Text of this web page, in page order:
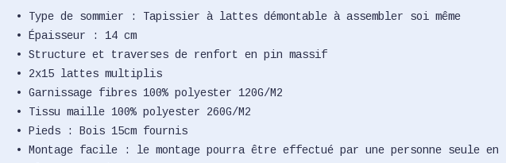
• Type de sommier : Tapissier à lattes démontable à assembler soi même
• Épaisseur : 14 cm
• Structure et traverses de renfort en pin massif
• 2x15 lattes multiplis
• Garnissage fibres 100% polyester 120G/M2
• Tissu maille 100% polyester 260G/M2
• Pieds : Bois 15cm fournis
• Montage facile : le montage pourra être effectué par une personne seule en